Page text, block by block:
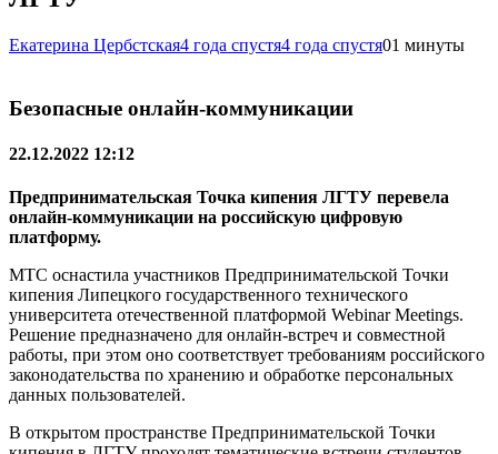
Екатерина Цербстская4 года спустя4 года спустя01 минуты
Безопасные онлайн-коммуникации
22.12.2022 12:12
Предпринимательская Точка кипения ЛГТУ перевела
онлайн-коммуникации на российскую цифровую
платформу.
МТС оснастила участников Предпринимательской Точки
кипения Липецкого государственного технического
университета отечественной платформой Webinar Meetings.
Решение предназначено для онлайн-встреч и совместной
работы, при этом оно соответствует требованиям российского
законодательства по хранению и обработке персональных
данных пользователей.
В открытом пространстве Предпринимательской Точки